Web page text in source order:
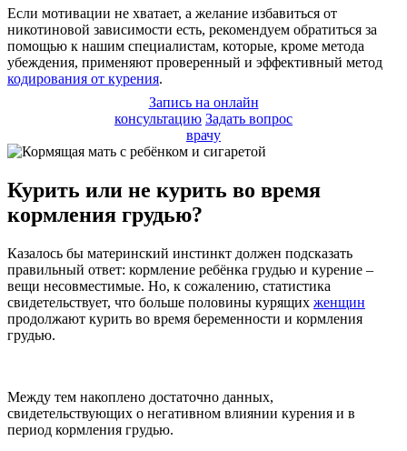
Если мотивации не хватает, а желание избавиться от
никотиновой зависимости есть, рекомендуем обратиться за
помощью к нашим специалистам, которые, кроме метода
убеждения, применяют проверенный и эффективный метод
кодирования от курения.
Запись на онлайн
консультацию Задать вопрос
врачу
Курить или не курить во время
кормления грудью?
Казалось бы материнский инстинкт должен подсказать
правильный ответ: кормление ребёнка грудью и курение –
вещи несовместимые. Но, к сожалению, статистика
свидетельствует, что больше половины курящих женщин
продолжают курить во время беременности и кормления
грудью.
Между тем накоплено достаточно данных,
свидетельствующих о негативном влиянии курения и в
период кормления грудью.